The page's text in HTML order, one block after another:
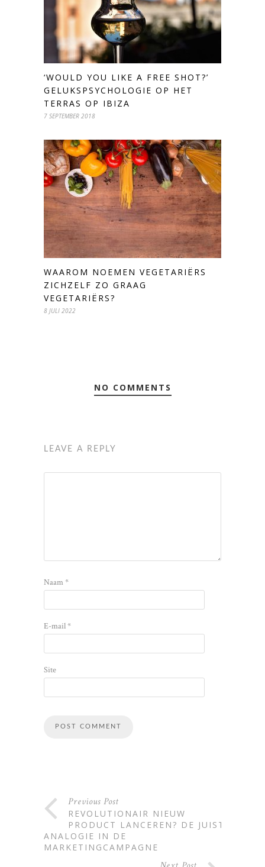
‘WOULD YOU LIKE A FREE SHOT?’
GELUKSPSYCHOLOGIE OP HET
TERRAS OP IBIZA
7 SEPTEMBER 2018
WAAROM NOEMEN VEGETARIËRS
ZICHZELF ZO GRAAG
VEGETARIËRS?
8 JULI 2022
NO COMMENTS
LEAVE A REPLY
Naam*
E-mail*
Site
Previous Post
REVOLUTIONAIR NIEUW
PRODUCT LANCEREN? DE JUISTE
ANALOGIE IN DE
MARKETINGCAMPAGNE